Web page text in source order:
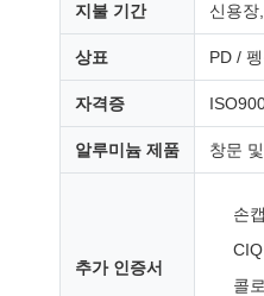
지불 기간 신용장
상표 PD /
자격증
알루미늄 제품 창문
추가 인증서
손캡
CIQ
콜